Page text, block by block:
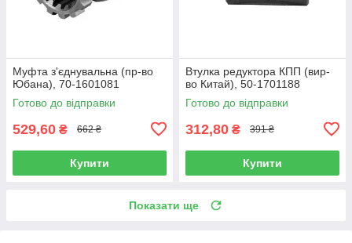
Муфта з'єднувальна (пр-во
Юбана), 70-1601081
Готово до відправки
529,60 ₴ 662 ₴
Купити
Втулка редуктора КПП (вир-
во Китай), 50-1701188
Готово до відправки
312,80 ₴ 391 ₴
Купити
Показати ще